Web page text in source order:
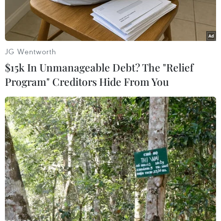
Hiện trường vụ tai nạn. (Ảnh: TTXVN phát)
Ngày 16/3, ông Nguyễn Hoàng Khôi, Chủ tịch Ủy
ban Nhân dân thị trấn Đắk Mâm, huyện Krông
Nô, tỉnh Đắk Nông xác nhận, trên địa bàn thị
trấn vừa xảy ra vụ tai nạn giao thông liên hoàn
JG Wentworth
$15k In Unmanageable Debt? The "Relief
Program" Creditors Hide From You